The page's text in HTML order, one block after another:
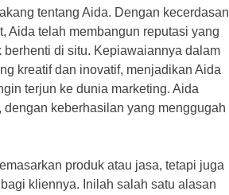
tentang Aida. Dengan kecerdasan
Aida telah membangun reputasi yang
di situ. Kepiawaiannya dalam
kreatif dan inovatif, menjadikan Aida
terjun ke dunia marketing. Aida
keberhasilan yang menggugah
produk atau jasa, tetapi juga
kliennya. Inilah salah satu alasan